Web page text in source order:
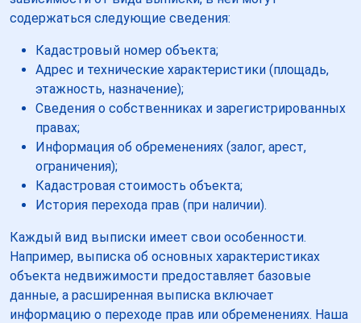
содержаться следующие сведения:
Кадастровый номер объекта;
Адрес и технические характеристики (площадь,
этажность, назначение);
Сведения о собственниках и зарегистрированных
правах;
Информация об обременениях (залог, арест,
ограничения);
Кадастровая стоимость объекта;
История перехода прав (при наличии).
Каждый вид выписки имеет свои особенности.
Например, выписка об основных характеристиках
объекта недвижимости предоставляет базовые
данные, а расширенная выписка включает
информацию о переходе прав или обременениях. Наша